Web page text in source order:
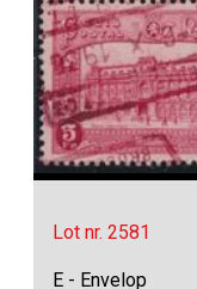
Lot nr. 2581
E - Envelop